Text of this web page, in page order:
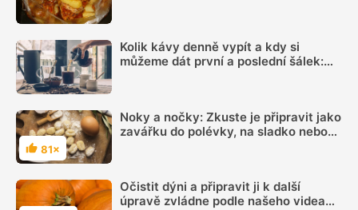
Kolik kávy denně vypít a kdy si
můžeme dát první a poslední šálek:
Hodnocení
81×
Noky a nočky: Zkuste je připravit jako
zavářku do polévky, na sladko nebo
Očistit dýni a připravit ji k další
úpravě zvládne podle našeho videa